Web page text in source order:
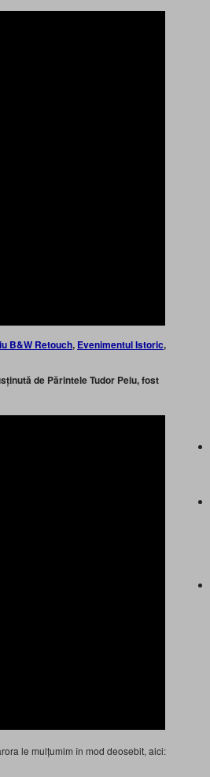
B&W Retouch, Evenimentul Istoric,
de Părintele Tudor Peiu, fost
le mulțumim în mod deosebit, aici: